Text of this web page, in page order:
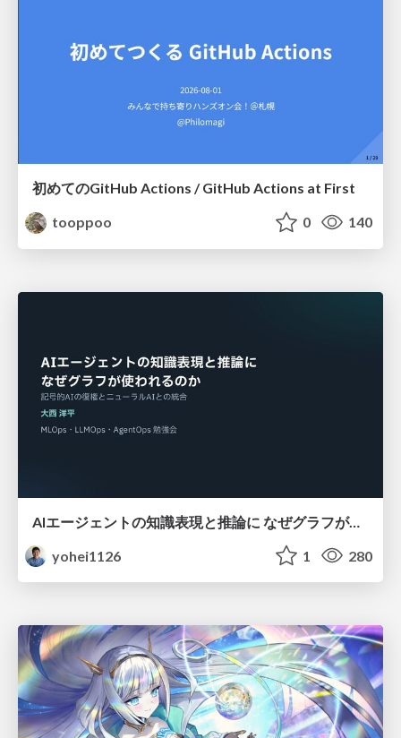
初めてのGitHub Actions / GitHub Actions at First
tooppoo
0 140
AIエージェントの知識表現と推論に なぜグラフが使われるのか - 記号的AIの復権とニューラルAIとの統合
yohei1126
1 280